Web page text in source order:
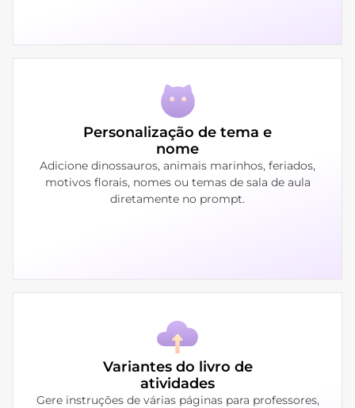
Personalização de tema e
nome
Adicione dinossauros, animais marinhos, feriados,
motivos florais, nomes ou temas de sala de aula
diretamente no prompt.
Variantes do livro de
atividades
Gere instruções de várias páginas para professores,